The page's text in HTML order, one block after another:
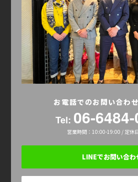
お電話でのお問い合わ
Tel: 06-
営業時間：10:00-19:00 / 定休
LINEでお問い合わ